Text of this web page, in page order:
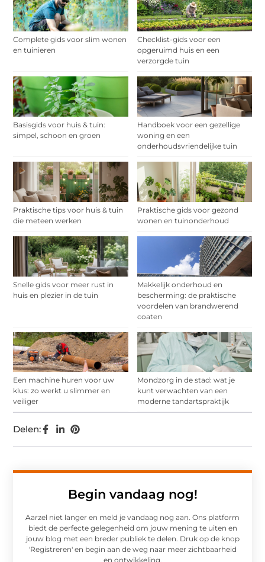
Complete gids voor slim wonen
en tuinieren
Checklist-gids voor een
opgeruimd huis en een
verzorgde tuin
Basisgids voor huis & tuin:
simpel, schoon en groen
Handboek voor een gezellige
woning en een
onderhoudsvriendelijke tuin
Praktische tips voor huis & tuin
die meteen werken
Praktische gids voor gezond
wonen en tuinonderhoud
Snelle gids voor meer rust in
huis en plezier in de tuin
Makkelijk onderhoud en
bescherming: de praktische
voordelen van brandwerend
coaten
Een machine huren voor uw
klus: zo werkt u slimmer en
veiliger
Mondzorg in de stad: wat je
kunt verwachten van een
moderne tandartspraktijk
Begin vandaag nog!
Aarzel niet langer en meld je vandaag nog aan. Ons platform
biedt de perfecte gelegenheid om jouw mening te uiten en
jouw blog met een breder publiek te delen. Druk op de knop
'Registreren' en begin aan de weg naar meer zichtbaarheid
en ontwikkeling.
Delen: